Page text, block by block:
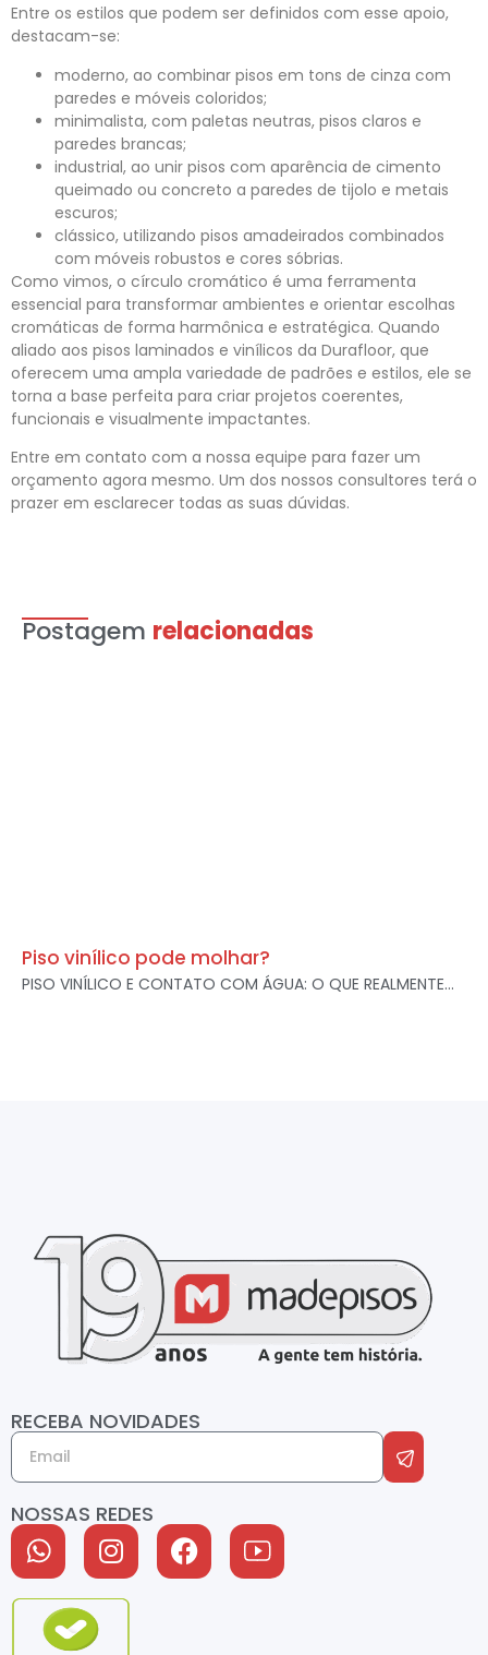
Entre os estilos que podem ser definidos com esse apoio,
destacam-se:
moderno, ao combinar pisos em tons de cinza com
paredes e móveis coloridos;
minimalista, com paletas neutras, pisos claros e
paredes brancas;
industrial, ao unir pisos com aparência de cimento
queimado ou concreto a paredes de tijolo e metais
escuros;
clássico, utilizando pisos amadeirados combinados
com móveis robustos e cores sóbrias.
Como vimos, o círculo cromático é uma ferramenta
essencial para transformar ambientes e orientar escolhas
cromáticas de forma harmônica e estratégica. Quando
aliado aos pisos laminados e vinílicos da Durafloor, que
oferecem uma ampla variedade de padrões e estilos, ele se
torna a base perfeita para criar projetos coerentes,
funcionais e visualmente impactantes.
Entre em contato com a nossa equipe para fazer um
orçamento agora mesmo. Um dos nossos consultores terá o
prazer em esclarecer todas as suas dúvidas.
Postagem relacionadas
Piso vinílico pode molhar?
PISO VINÍLICO E CONTATO COM ÁGUA: O QUE REALMENTE...
RECEBA NOVIDADES
NOSSAS REDES